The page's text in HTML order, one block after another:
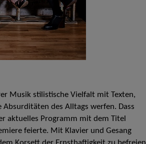
Musik stilistische Vielfalt mit Texten,
des Alltags werfen. Dass
aktuelles Programm mit dem Titel
feierte. Mit Klavier und Gesang